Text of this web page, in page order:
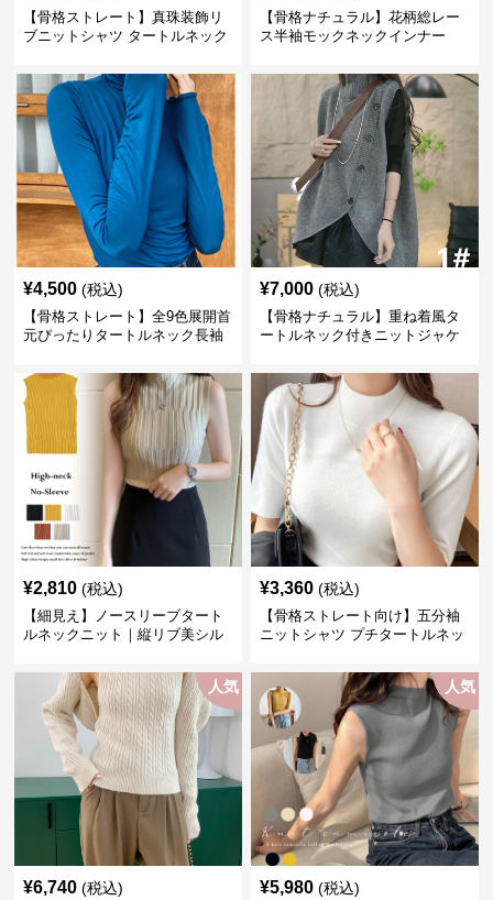
【骨格ストレート】真珠装飾リ
ブニットシャツ タートルネック
【骨格ナチュラル】花柄総レー
ス半袖モックネックインナー
¥4,500 (税込)
【骨格ストレート】全9色展開首
元ぴったりタートルネック長袖
¥7,000 (税込)
【骨格ナチュラル】重ね着風タ
ートルネック付きニットジャケ
¥2,810 (税込)
【細見え】ノースリーブタート
ルネックニット｜縦リブ美シル
¥3,360 (税込)
【骨格ストレート向け】五分袖
ニットシャツ プチタートルネッ
人気
¥6,740 (税込)
人気
¥5,980 (税込)